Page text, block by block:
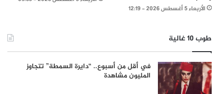
الأربعاء 5 أغسطس 2026 - 12:19
طوب 10 غالية
في أقل من أسبوع.. “دايرة السمطة” تتجاوز
المليون مشاهدة